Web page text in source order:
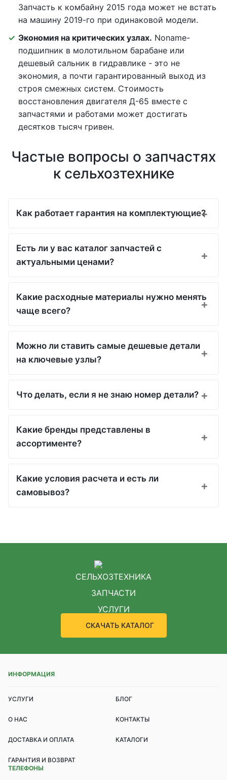
Запчасть к комбайну 2015 года может не встать
на машину 2019-го при одинаковой модели.
Экономия на критических узлах. Noname-
подшипник в молотильном барабане или
дешевый сальник в гидравлике - это не
экономия, а почти гарантированный выход из
строя смежных систем. Стоимость
восстановления двигателя Д-65 вместе с
запчастями и работами может достигать
десятков тысяч гривен.
Частые вопросы о запчастях
к сельхозтехнике
Как работает гарантия на комплектующие?
Есть ли у вас каталог запчастей с
актуальными ценами?
Какие расходные материалы нужно менять
чаще всего?
Можно ли ставить самые дешевые детали
на ключевые узлы?
Что делать, если я не знаю номер детали?
Какие бренды представлены в
ассортименте?
Какие условия расчета и есть ли
самовывоз?
СЕЛЬХОЗТЕХНИКА
ЗАПЧАСТИ
УСЛУГИ
СКАЧАТЬ КАТАЛОГ
ИНФОРМАЦИЯ
УСЛУГИ БЛОГ
О НАС КОНТАКТЫ
ДОСТАВКА И ОПЛАТА КАТАЛОГИ
ГАРАНТИЯ И ВОЗВРАТ
ТЕЛЕФОНЫ